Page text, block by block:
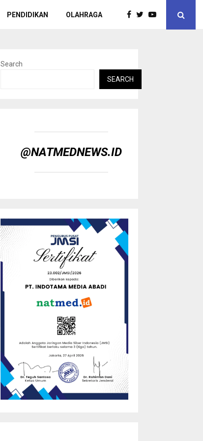
PENDIDIKAN OLAHRAGA
Search
SEARCH
@NATMEDNEWS.ID